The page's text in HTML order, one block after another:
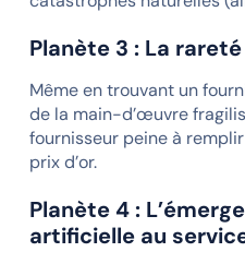
Planète 3 : La
Même en trouvant un
de la main-d’œuvre
fournisseur peine à
prix d’or.
Planète 4 :
artificielle au